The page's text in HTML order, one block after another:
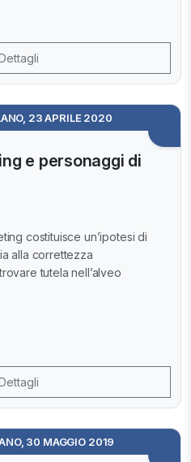
23 APRILE 2020
e personaggi di
costituisce un’ipotesi di
alla correttezza
tutela nell’alveo
30 MAGGIO 2019